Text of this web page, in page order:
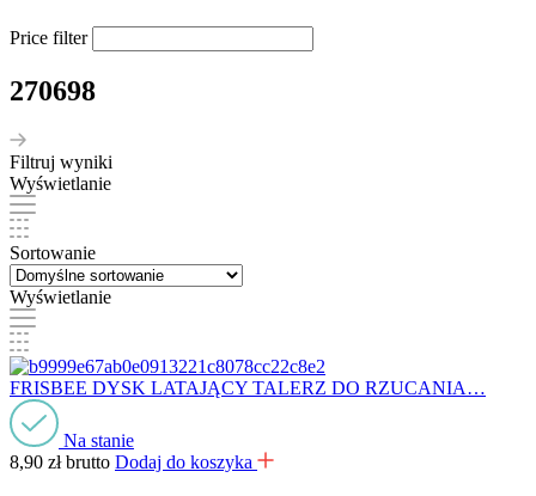
Price filter
270698
Filtruj wyniki
Wyświetlanie
Sortowanie
Wyświetlanie
FRISBEE DYSK LATAJĄCY TALERZ DO RZUCANIA…
Na stanie
8,90 zł brutto Dodaj do koszyka